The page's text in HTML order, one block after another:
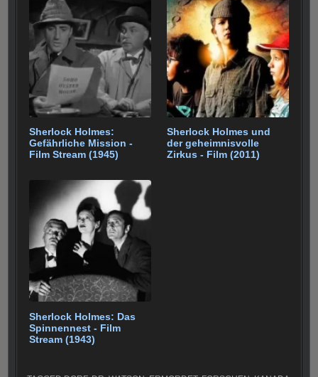
Sherlock Holmes:
Gefährliche Mission -
Film Stream (1945)
Sherlock Holmes und
der geheimnisvolle
Zirkus - Film (2011)
Sherlock Holmes: Das
Spinnennest - Film
Stream (1943)